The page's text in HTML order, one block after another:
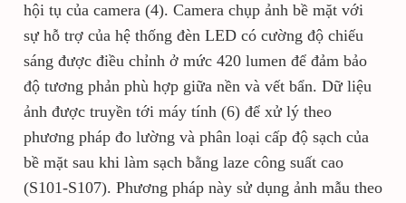
hội tụ của camera (4). Camera chụp ảnh bề mặt với
sự hỗ trợ của hệ thống đèn LED có cường độ chiếu
sáng được điều chỉnh ở mức 420 lumen để đảm bảo
độ tương phản phù hợp giữa nền và vết bẩn. Dữ liệu
ảnh được truyền tới máy tính (6) để xử lý theo
phương pháp đo lường và phân loại cấp độ sạch của
bề mặt sau khi làm sạch bằng laze công suất cao
(S101-S107). Phương pháp này sử dụng ảnh mẫu theo